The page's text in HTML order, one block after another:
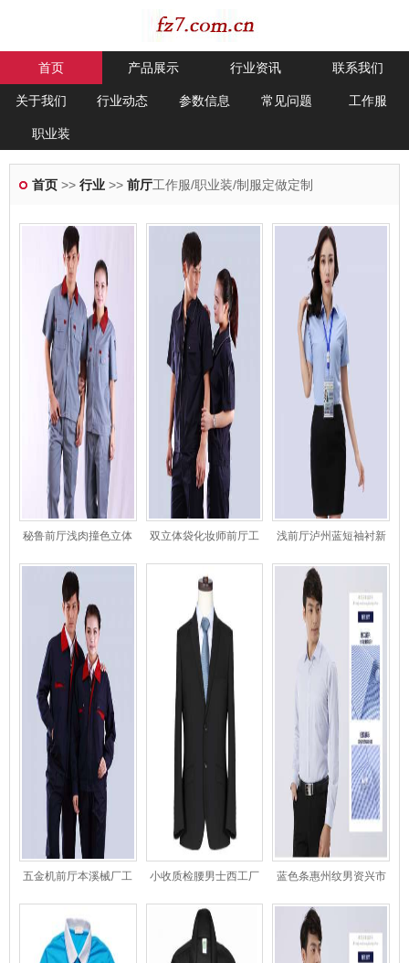
首页 产品展示 行业资讯 联系我们
关于我们 行业动态 参数信息 常见问题 工作服
职业装
首页 >> 行业 >> 前厅工作服/职业装/制服定做定制
秘鲁前厅浅肉撞色立体
双立体袋化妆师前厅工
浅前厅泸州蓝短袖衬新
五金机前厅本溪械厂工
小收质检腰男士西工厂
蓝色条惠州纹男资兴市